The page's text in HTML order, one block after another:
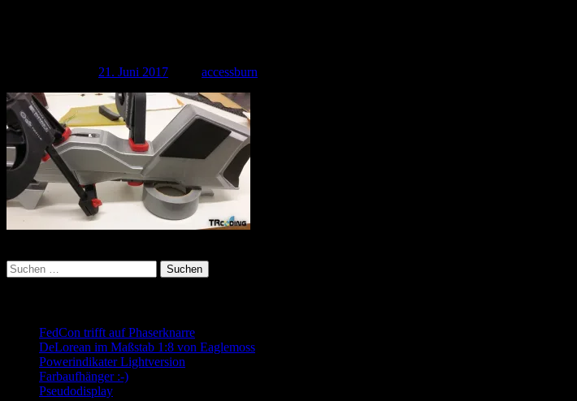
21. Juni 2017 accessburn
Suchen
nach:
FedCon trifft auf Phaserknarre
DeLorean im Maßstab 1:8 von Eaglemoss
Powerindikater Lightversion
Farbaufhänger :-)
Pseudodisplay